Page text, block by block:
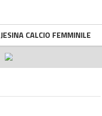
JESINA CALCIO FEMMINILE